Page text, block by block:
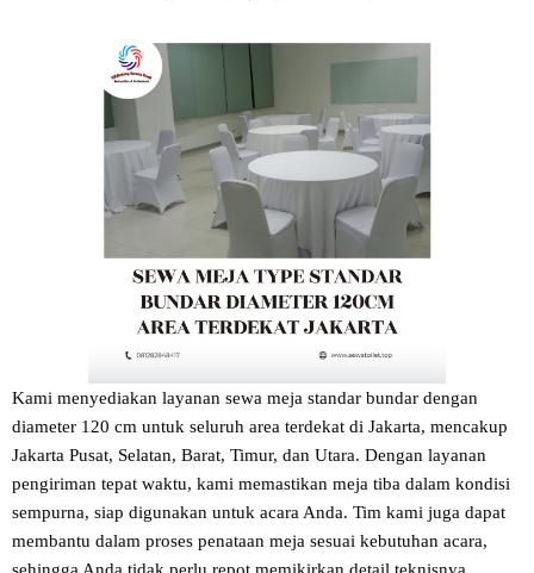
Kami menyediakan layanan sewa meja standar bundar dengan
diameter 120 cm untuk seluruh area terdekat di Jakarta, mencakup
Jakarta Pusat, Selatan, Barat, Timur, dan Utara. Dengan layanan
pengiriman tepat waktu, kami memastikan meja tiba dalam kondisi
sempurna, siap digunakan untuk acara Anda. Tim kami juga dapat
membantu dalam proses penataan meja sesuai kebutuhan acara,